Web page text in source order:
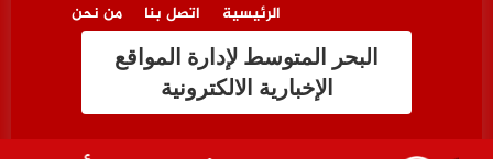
من نحن
اتصل بنا الرئيسية
البحر المتوسط لإدارة المواقع
الإخبارية الالكترونية